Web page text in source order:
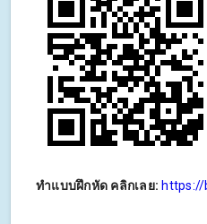
ทำแบบฝึกหัด คลิกเลย: https://